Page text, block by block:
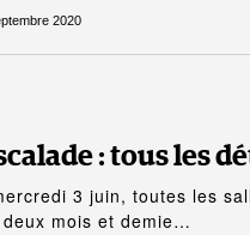
2020
: tous les
3 juin, toutes les
mois et demie…